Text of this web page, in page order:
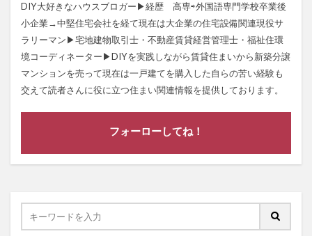
DIY大好きなハウスブロガー▶経歴 高専⇨外国語専門学校卒業後
小企業→中堅住宅会社を経て現在は大企業の住宅設備関連現役サ
ラリーマン▶宅地建物取引士・不動産賃貸経営管理士・福祉住環
境コーディネーター▶DIYを実践しながら賃貸住まいから新築分譲
マンションを売って現在は一戸建てを購入した自らの苦い経験も
交えて読者さんに役に立つ住まい関連情報を提供しております。
フォーローしてね！